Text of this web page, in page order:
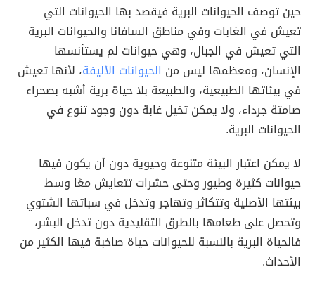
حين توصف الحيوانات البرية فيقصد بها الحيوانات التي
تعيش في الغابات وفي مناطق السافانا والحيوانات البرية
التي تعيش في الجبال، وهي حيوانات لم يستأنسها
الإنسان، ومعظمها ليس من الحيوانات الأليفة، لأنها تعيش
في بيئاتها الطبيعية، والطبيعة بلا حياة برية أشبه بصحراء
صامتة جرداء، ولا يمكن تخيل غابة دون وجود تنوع في
الحيوانات البرية.
لا يمكن اعتبار البيئة متنوعة وحيوية دون أن يكون فيها
حيوانات كثيرة وطيور وحتى حشرات تتعايش معًا وسط
بيئتها الأصلية وتتكاثر وتهاجر وتدخل في سباتها الشتوي
وتحصل على طعامها بالطرق التقليدية دون تدخل البشر،
فالحياة البرية بالنسبة للحيوانات حياة صاخبة فيها الكثير من
الأحداث.